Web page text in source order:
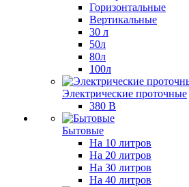
Горизонтальные
Вертикальные
30 л
50л
80л
100л
Электрические проточные
380 В
Бытовые
На 10 литров
На 20 литров
На 30 литров
На 40 литров